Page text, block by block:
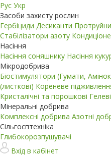
Рус Укр
Засоби захисту рослин
Гербіциди Десиканти
Стабілізатори азоту
Насіння
Насіння соняшнику Насіння
Мікродобрива
Біостимулятори (Гумати,
(листкові) Кореневе
Кристалічні та порошкові
Мінеральні добрива
Комплексні добрива Азотні
Сільгосптехніка
Глибокорозпушувачі
Вхід в кабінет